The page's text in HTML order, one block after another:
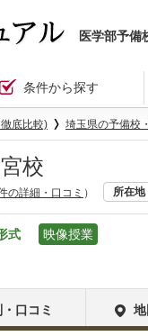
医学部予備
条件から探す
底比較) 埼玉県の予備校
校
の詳細・口コミ ） 所在地
式 映像授業
口コミ